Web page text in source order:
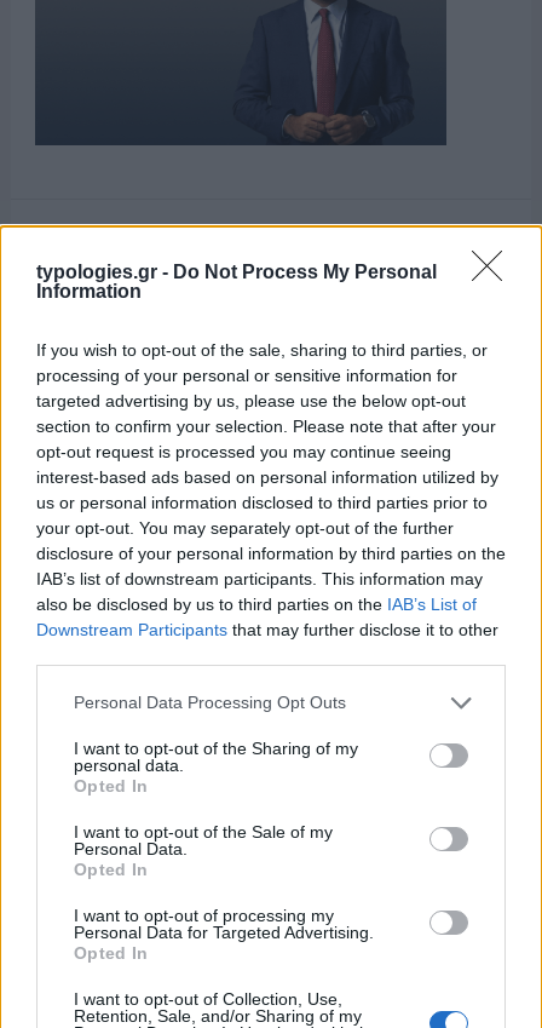
typologies.gr - Do Not Process My Personal
Information
If you wish to opt-out of the sale, sharing to third parties, or
processing of your personal or sensitive information for
targeted advertising by us, please use the below opt-out
section to confirm your selection. Please note that after your
opt-out request is processed you may continue seeing
interest-based ads based on personal information utilized by
us or personal information disclosed to third parties prior to
your opt-out. You may separately opt-out of the further
disclosure of your personal information by third parties on the
IAB’s list of downstream participants. This information may
also be disclosed by us to third parties on the IAB’s List of
Downstream Participants that may further disclose it to other
Please note that this website/app uses one or more Google
not limited to your visit or usage behaviour. You may click to
grant or deny consent to Google and its third-party tags to
use your data for below specified purposes in below Google
consent section.
Personal Data Processing Opt Outs
I want to opt-out of the Sharing of my
personal data.
Opted In
I want to opt-out of the Sale of my
Personal Data.
Opted In
I want to opt-out of processing my
Personal Data for Targeted Advertising.
Opted In
I want to opt-out of Collection, Use,
Retention, Sale, and/or Sharing of my
ΑΙΧΜΕΣ: Και άλλες αποχωρήσεις και
άλλες συμφωνίες
Το Καλοκαίρι αυτό στα ΜΜΕ θυμίζει αίθουσα αφίξεων και
αναχωρήσεων αεροδρομίου. Άλλοι γνωρίζουν τον
προορισμό τους και άλλοι αλλάζουν πορεία, ενώ έχουν
ξεκινήσει για άλλου καταλήγουν σε άλλο σημείο. Η
κινητικότητα είναι συνάρτηση πολλών παραγόντων,
ορισμένοι εκ των οποίων δεν είναι ορατοί προς το
παρόν. Λέγεται πως ο Ιβάν Σαββίδης τα βρήκε με την
κυβέρνηση, […]